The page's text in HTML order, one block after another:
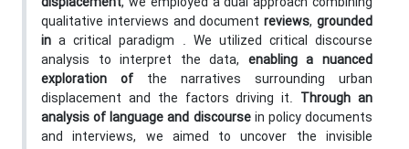
qualitative interviews and documentreviews,grounded
in a critical paradigm . We utilized critical discourse
analysis to interpret the data, enabling a nuanced
exploration of the narratives surrounding urban
displacement and the factors driving it. Through an
analysis of language and discoursein policy documents
and interviews, we aimed to uncover the invisible